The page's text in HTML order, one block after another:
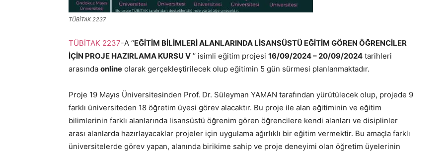
TÜBİTAK 2237
TÜBİTAK 2237-A ‘‘EĞİTİM BİLİMLERİ ALANLARINDA LİSANSÜSTÜ EĞİTİM GÖREN ÖĞRENCİLER
İÇİN PROJE HAZIRLAMA KURSU V ’’ isimli eğitim projesi 16/09/2024 – 20/09/2024 tarihleri
arasında online olarak gerçekleştirilecek olup eğitimin 5 gün sürmesi planlanmaktadır.
Proje 19 Mayıs Üniversitesinden Prof. Dr. Süleyman YAMAN tarafından yürütülecek olup, projede 9
farklı üniversiteden 18 öğretim üyesi görev alacaktır. Bu proje ile alan eğitiminin ve eğitim
bilimlerinin farklı alanlarında lisansüstü öğrenim gören öğrencilere kendi alanları ve disiplinler
arası alanlarda hazırlayacaklar projeler için uygulama ağırlıklı bir eğitim vermektir. Bu amaçla farklı
üniversitelerde görev yapan, alanında birikime sahip ve proje deneyimi olan öğretim üyelerinin